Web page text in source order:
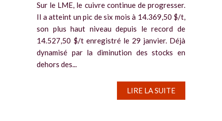
Sur le LME, le cuivre continue de progresser.
Il a atteint un pic de six mois à 14.369,50 $/t,
son plus haut niveau depuis le record de
14.527,50 $/t enregistré le 29 janvier. Déjà
dynamisé par la diminution des stocks en
dehors des...
LIRE LA SUITE